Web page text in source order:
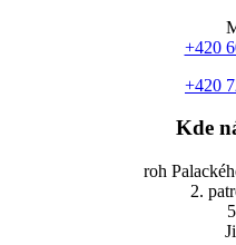
+420
+420
Kde
roh
2.